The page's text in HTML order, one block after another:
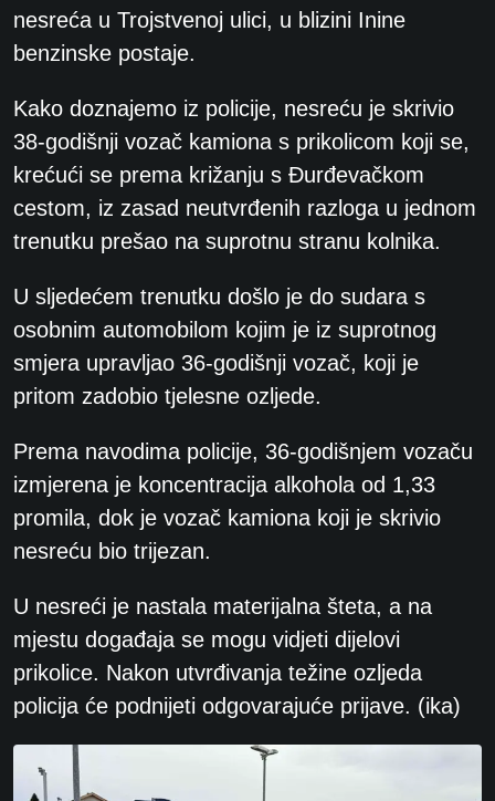
nesreća u Trojstvenoj ulici, u blizini Inine
benzinske postaje.
Kako doznajemo iz policije, nesreću je skrivio
38-godišnji vozač kamiona s prikolicom koji se,
krećući se prema križanju s Đurđevačkom
cestom, iz zasad neutvrđenih razloga u jednom
trenutku prešao na suprotnu stranu kolnika.
U sljedećem trenutku došlo je do sudara s
osobnim automobilom kojim je iz suprotnog
smjera upravljao 36-godišnji vozač, koji je
pritom zadobio tjelesne ozljede.
Prema navodima policije, 36-godišnjem vozaču
izmjerena je koncentracija alkohola od 1,33
promila, dok je vozač kamiona koji je skrivio
nesreću bio trijezan.
U nesreći je nastala materijalna šteta, a na
mjestu događaja se mogu vidjeti dijelovi
prikolice. Nakon utvrđivanja težine ozljeda
policija će podnijeti odgovarajuće prijave. (ika)